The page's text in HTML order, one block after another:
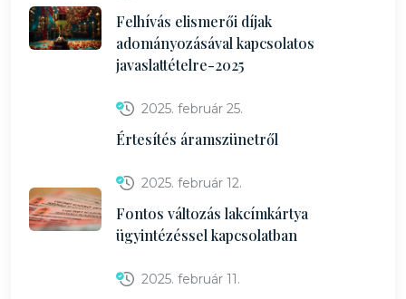
Felhívás elismerői díjak
adományozásával kapcsolatos
javaslattételre-2025
2025. február 25.
Értesítés áramszünetről
2025. február 12.
Fontos változás lakcímkártya
ügyintézéssel kapcsolatban
2025. február 11.